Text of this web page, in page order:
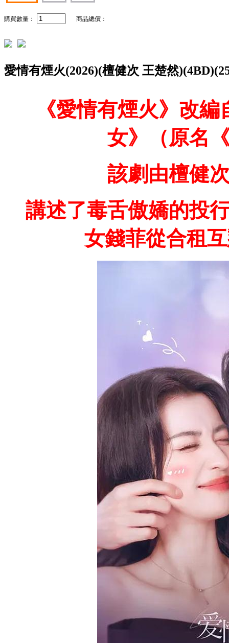
購買數量： 商品總價：
愛情有煙火(2026)(檀健次 王楚然
《愛情有煙火》改
女》（原名
該劇由檀健
講述了毒舌傲嬌的投
女錢菲從合租